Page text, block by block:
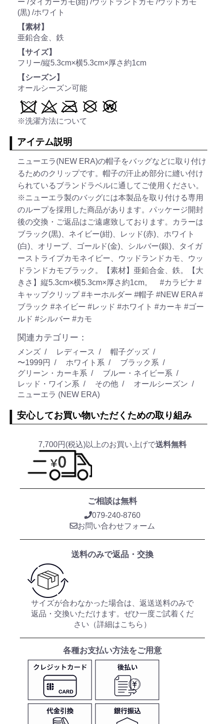
(黒) /ホワイト
【素材】
亜鉛合金、鉄
【サイズ】
フリー/縦5.3cm×横5.3cm×厚さ約1cm
【シーズン】
オールシーズン可能
※洗濯方法について
アイテム説明
ニューエラ(NEW ERA)の帽子をバッグなどに取り付け
るためのクリップです。帽子の汗止め部分に縫い付け
られているブランドラベルに通してご使用ください。
※ニューエラ製のバッグには本製品を取り付ける専用
のループを採用した商品があります。パッケージ開封
後の交換・ご返品はご遠慮致しております。カラーは
ブラック(黒)、ネイビー(紺)、レッド(赤)、ホワイト
(白)、オリーブ、ゴールド(金)、シルバー(銀)、タイガ
ーストライプカモネイビー、ウッドランドカモ、ウッ
ドランドカモブラック。【素材】亜鉛合金、鉄。【大
きさ】縦5.3cm×横5.3cm×厚さ約1cm。 #カラビナ #
キャップクリップ#キーホルダー #帽子 #NEW ERA#
ブラック #ネイビー #レッド #ホワイト #カーキ #ゴー
ルド #シルバー #カモ
関連カテゴリー：
メンズ レディース
帽子グッズ
〜1999円
ホワイト系
ブラック系
グリーン・カーキ系
ブルー・ネイビー系
レッド・ワイン系
その他
オールシーズン
ニューエラ (NEW ERA)
安心してお買い物いただくための取り組み
7,700円(税込)以上のお買い上げで送料無料
ご相談は無料
079-240-8760
お問い合わせフォーム
送料のみで返品・交換
サイズが合わなかった場合は、返送送料のみで
返品・交換いただけます。ぜひ一度ご試着くだ
さい（詳細はこちら ）
各種お支払い方法をご用意